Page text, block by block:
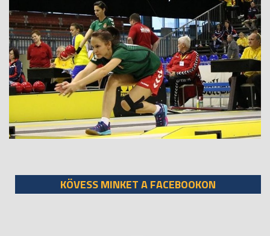
KÖVESS MINKET A FACEBOOKON